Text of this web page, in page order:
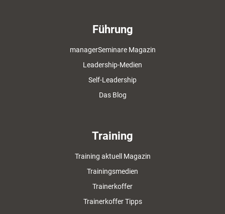
Führung
managerSeminare Magazin
Leadership-Medien
Self-Leadership
Das Blog
Training
Training aktuell Magazin
Trainingsmedien
Trainerkoffer
Trainerkoffer Tipps